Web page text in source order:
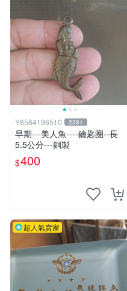
Y8584196510 2381
早期---美人魚----鑰匙圈--長
5.5公分---銅製
$400
超人氣賣家